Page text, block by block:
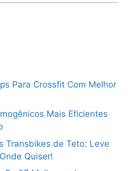
Para Crossfit Com Melhor
Mais Eficientes
Transbikes de Teto: Leve
Quiser!